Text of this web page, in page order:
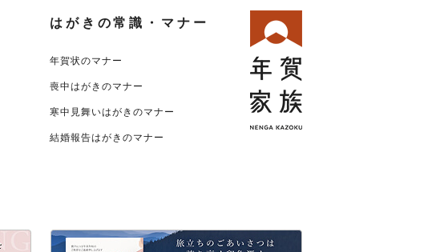
はがきの常識・マナー
年賀状のマナー
喪中はがきのマナー
寒中見舞いはがきのマナー
結婚報告はがきのマナー